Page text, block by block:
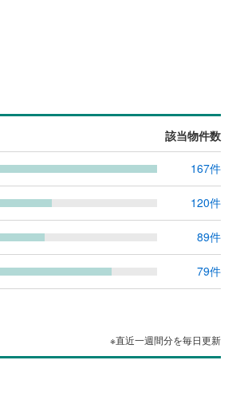
該当物件数
167件
120件
89件
79件
※直近一週間分を毎日更新
住宅性能評価付き（0）
IT重説可